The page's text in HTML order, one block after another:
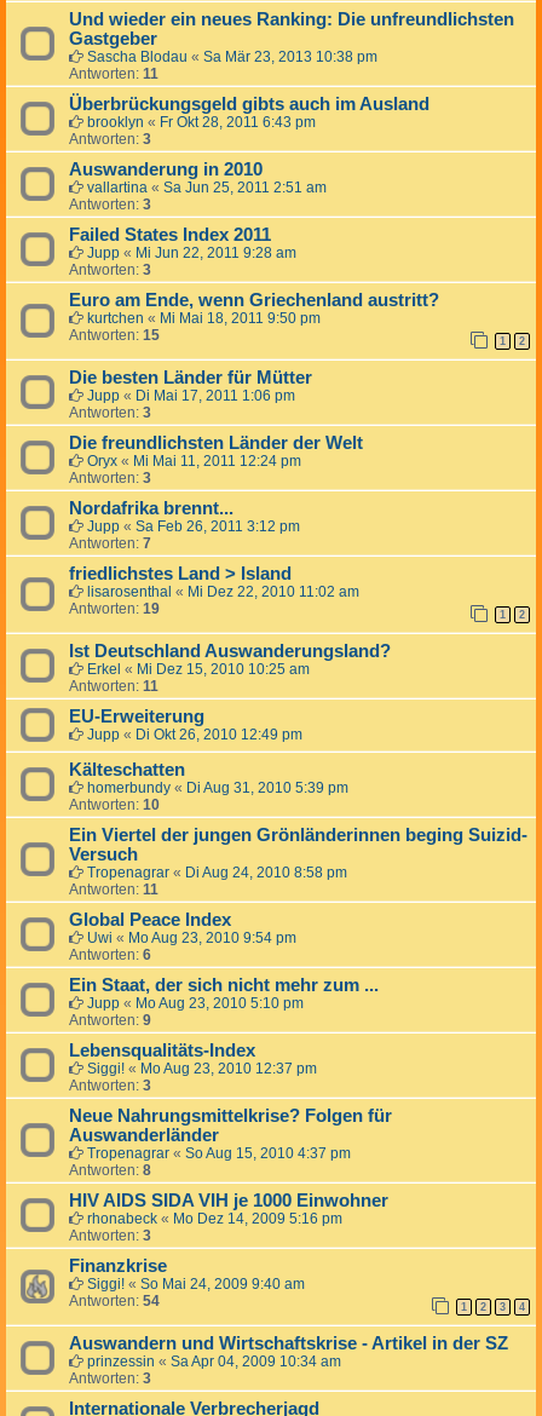
Und wieder ein neues Ranking: Die unfreundlichsten
Gastgeber
Sascha Blodau « Sa Mär 23, 2013 10:38 pm
Antworten: 11
Überbrückungsgeld gibts auch im Ausland
brooklyn « Fr Okt 28, 2011 6:43 pm
Antworten: 3
Auswanderung in 2010
vallartina « Sa Jun 25, 2011 2:51 am
Antworten: 3
Failed States Index 2011
Jupp « Mi Jun 22, 2011 9:28 am
Antworten: 3
Euro am Ende, wenn Griechenland austritt?
kurtchen « Mi Mai 18, 2011 9:50 pm
Antworten: 15 1 2
Die besten Länder für Mütter
Jupp « Di Mai 17, 2011 1:06 pm
Antworten: 3
Die freundlichsten Länder der Welt
Oryx « Mi Mai 11, 2011 12:24 pm
Antworten: 3
Nordafrika brennt...
Jupp « Sa Feb 26, 2011 3:12 pm
Antworten: 7
friedlichstes Land > Island
lisarosenthal « Mi Dez 22, 2010 11:02 am
Antworten: 19 1 2
Ist Deutschland Auswanderungsland?
Erkel « Mi Dez 15, 2010 10:25 am
Antworten: 11
EU-Erweiterung
Jupp « Di Okt 26, 2010 12:49 pm
Kälteschatten
homerbundy « Di Aug 31, 2010 5:39 pm
Antworten: 10
Ein Viertel der jungen Grönländerinnen beging Suizid-
Versuch
Tropenagrar « Di Aug 24, 2010 8:58 pm
Antworten: 11
Global Peace Index
Uwi « Mo Aug 23, 2010 9:54 pm
Antworten: 6
Ein Staat, der sich nicht mehr zum ...
Jupp « Mo Aug 23, 2010 5:10 pm
Antworten: 9
Lebensqualitäts-Index
Siggi! « Mo Aug 23, 2010 12:37 pm
Antworten: 3
Neue Nahrungsmittelkrise? Folgen für
Auswanderländer
Tropenagrar « So Aug 15, 2010 4:37 pm
Antworten: 8
HIV AIDS SIDA VIH je 1000 Einwohner
rhonabeck « Mo Dez 14, 2009 5:16 pm
Antworten: 3
Finanzkrise
Siggi! « So Mai 24, 2009 9:40 am
Antworten: 54 1 2 3 4
Auswandern und Wirtschaftskrise - Artikel in der SZ
prinzessin « Sa Apr 04, 2009 10:34 am
Antworten: 3
Internationale Verbrecherjagd